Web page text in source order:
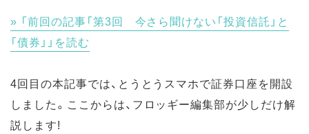
「前回の記事「第3回 今さら聞けない「投資信託」と
「債券」」を読む
4回目の本記事では、とうとうスマホで証券口座を開設
しました。ここからは、フロッギー編集部が少しだけ解
説します!